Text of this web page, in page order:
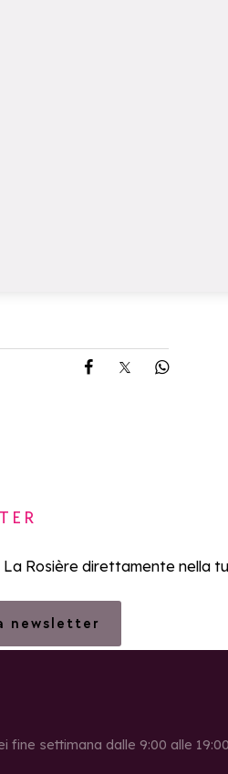
Share onShare on X
Share
Rosière direttamente nella
newsletter
fine settimana dalle 9:00 alle